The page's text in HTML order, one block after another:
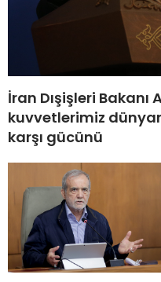
İran Dışişleri Bakanı
kuvvetlerimiz
karşı gücünü